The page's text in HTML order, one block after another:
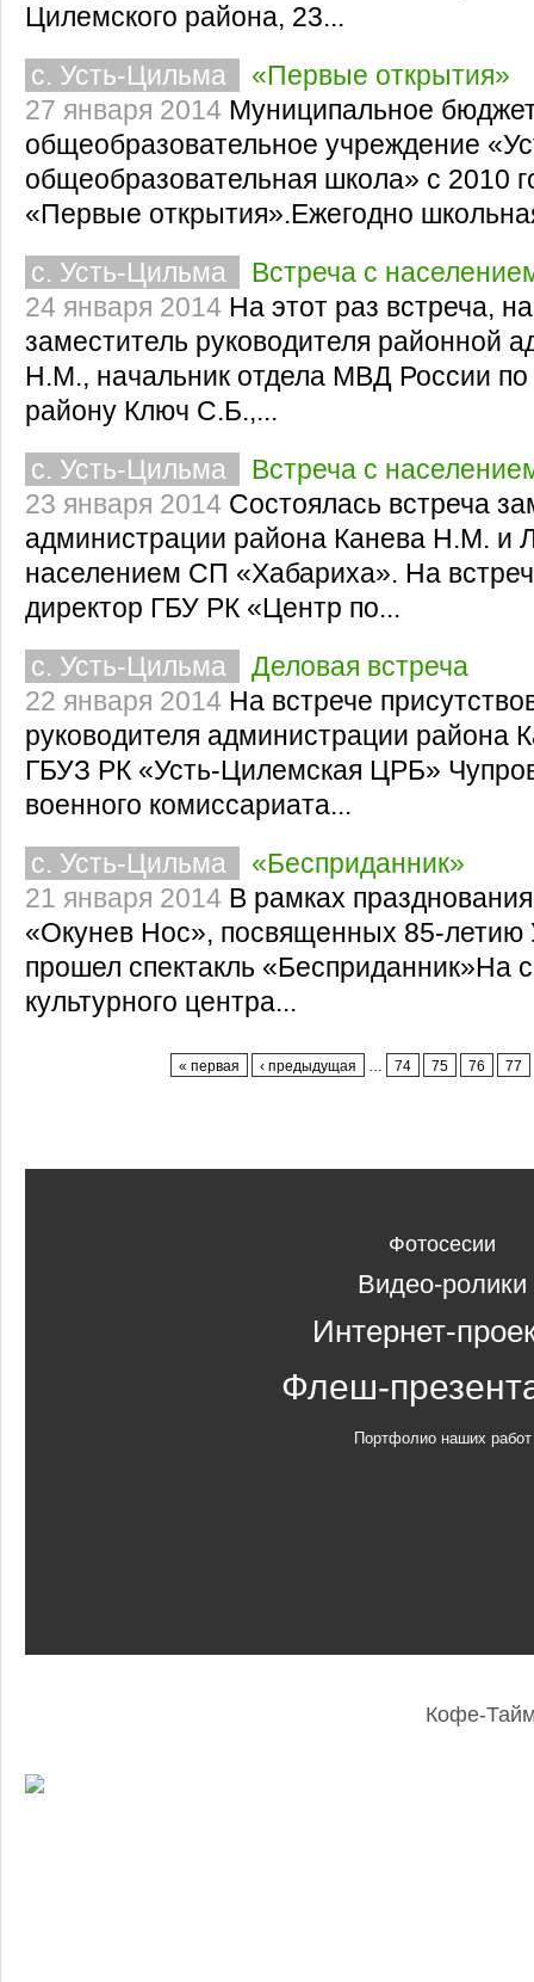
Цилемского района, 23...
с. Усть-Цильма
«Первые открытия»
27 января 2014 Муниципальное
общеобразовательное учреждение
общеобразовательная школа» с 2010
«Первые открытия».Ежегодно
с. Усть-Цильма
Встреча с
24 января 2014 На этот раз встреча,
заместитель руководителя районной
Н.М., начальник отдела МВД России
району Ключ С.Б.,...
с. Усть-Цильма
Встреча с
23 января 2014 Состоялась встреча
администрации района Канева Н.М. и
населением СП «Хабариха». На
директор ГБУ РК «Центр по...
с. Усть-Цильма
Деловая встреча
22 января 2014 На встрече
руководителя администрации района
ГБУЗ РК «Усть-Цилемская ЦРБ»
военного комиссариата...
с. Усть-Цильма
«Бесприданник»
21 января 2014 В рамках
«Окунев Нос», посвященных 85-летию
прошел спектакль «Бесприданник»На
культурного центра...
« первая ‹ предыдущая 74 75 76 77
Фотосесии
Видео-ролики
Интернет-
Флеш-
Портфолио наших работ
Кофе-